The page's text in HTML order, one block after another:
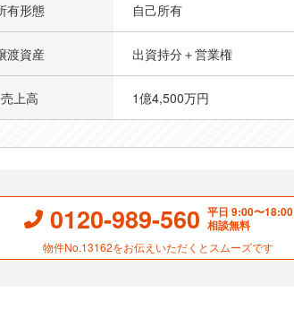
有形態 自己所有
渡資産 出資持分＋営業権
売上高 1億4,500万円
0120-989-560 平日 9:00〜18:00
相談無料
物件No.13162をお伝えいただくとスムーズです